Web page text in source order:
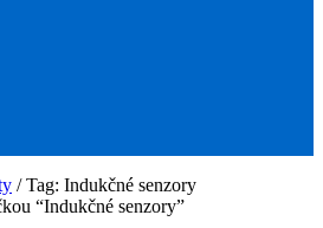
/Tag: Indukčné senzory
“Indukčné senzory”